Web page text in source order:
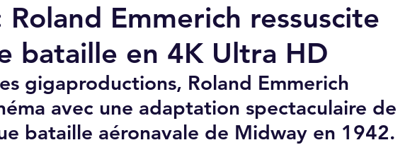
Emmerich ressuscite
bataille en 4K Ultra HD
gigaproductions, Roland Emmerich
avec une adaptation spectaculaire de
bataille aéronavale de Midway en 1942.